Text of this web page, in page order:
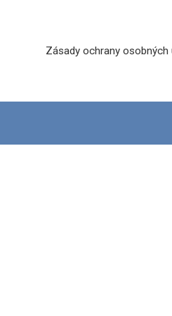
Zásady ochrany osobných